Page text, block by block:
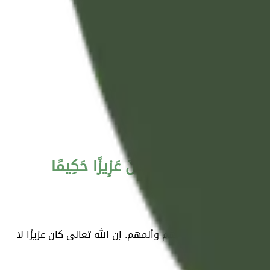
الْعَذَابَ ۗ إِنَّ اللَّهَ كَانَ عَزِيزًا حَكِيمًا
أخرى؛ ليستمر عذابهم وألمهم. إن الله تعالى كان عزيزًا لا